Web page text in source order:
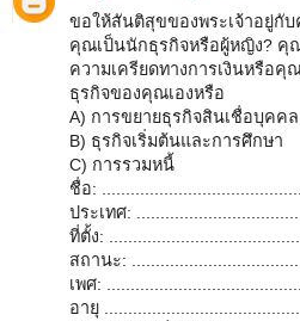
ขอให้สันติสุขของพระเจ้าอยู่กั
คุณเป็นนักธุรกิจหรือผู้หญิง? คุ
ความเครียดทางการเงินหรือคุ
ธุรกิจของคุณเองหรือ
A) การขยายธุรกิจสินเชื่อบุคคล
B) ธุรกิจเริ่มต้นและการศึกษา
C) การรวมหนี้
ชื่อ: ..........................................
ประเทศ:
ที่ตั้ง:
สถานะ:
เพศ:
อายุ